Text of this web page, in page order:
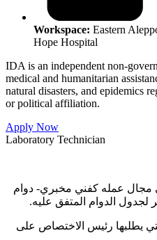
Workspace: Eastern
Hope Hospital
IDA is an independent non-
medical and humanitarian
natural disasters, and epidemics
or political affiliation.
Apply Now
Laboratory Technician
مجال عمله كفني مخبري- دوام
لجدول الدوام المتفق عليه.
يطلبها رئيس الاختصاص على